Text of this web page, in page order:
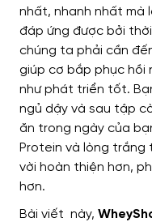
nhất, nhanh nhất mà
đáp ứng được bởi
chúng ta phải cần
giúp cơ bắp phục hồi
nhưphát triển tốt.
ngủ dậy và sau tập
ăn trong ngày của
Protein và lòng trắng
vời hoàn thiện hơn,
hơn.
Bài viết này,